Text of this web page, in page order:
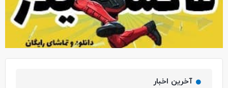
آخرین اخبار